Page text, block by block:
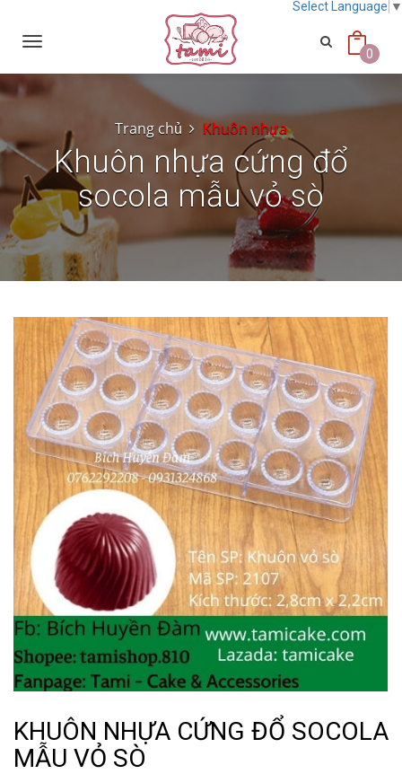
Select Language ▼
0
Toggle
Trang chủ Khuôn nhựa
Khuôn nhựa cứng đổ
socola mẫu vỏ sò
KHUÔN NHỰA CỨNG ĐỔ SOCOLA
MẪU VỎ SÒ